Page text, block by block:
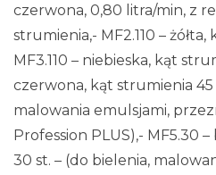
czerwona, 0,80 litra/min, z
strumienia,- MF2.110 – żółta,
MF3.110 – niebieska, kąt
czerwona, kąt strumienia 45
malowania emulsjami,
Profession PLUS),- MF5.30
30 st. – (do bielenia,